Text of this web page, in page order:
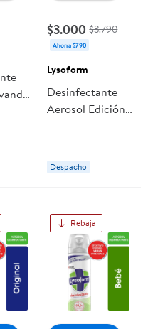
$3.000 $3.790
Ahorra $790
Lysoform
Desinfectante
Aerosol Edición
Lata 360 ml
Lysoform
Despacho
Rebaja